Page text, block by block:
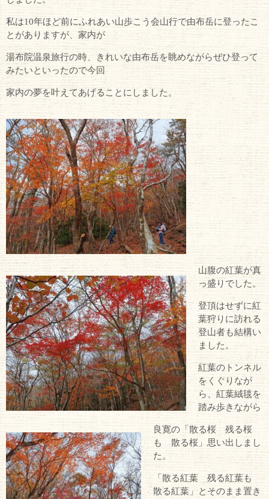
私は10年ほど前にふれあい山歩こう会山行で由布岳に登ったこ
とがありますが、家内が
湯布院温泉旅行の時、きれいな由布岳を眺めながらぜひ登って
みたいといったので今回
家内の夢を叶えてあげることにしました。
山腹の紅葉が真
っ盛りでした。
登頂はせずに紅
葉狩りに訪れる
登山者も結構い
ました。
紅葉のトンネル
をくぐりなが
ら、紅葉絨毯を
踏み歩きながら
良寛の「散る桜 残る桜
も 散る桜」思い出しまし
た。
「散る紅葉 残る紅葉も
散る紅葉」とそのまま置き